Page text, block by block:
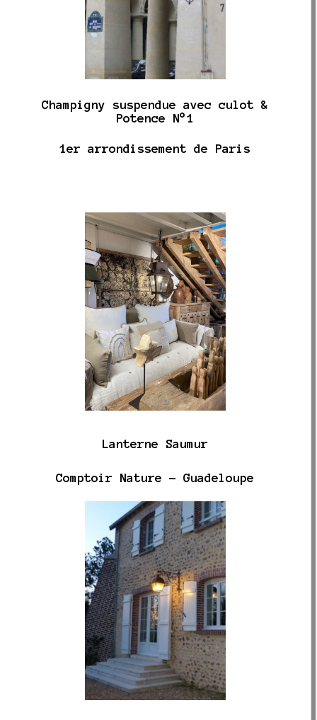
Champigny suspendue avec culot &
Potence N°1
1er arrondissement de Paris
Lanterne Saumur
Comptoir Nature - Guadeloupe